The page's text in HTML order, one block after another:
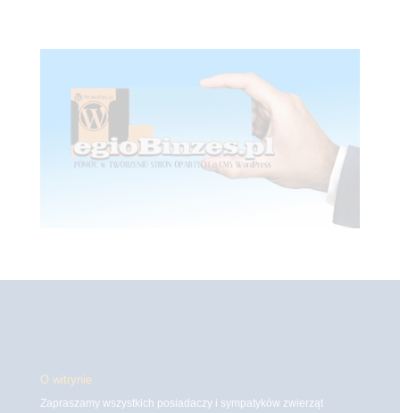
O witrynie
Zapraszamy wszystkich posiadaczy i sympatyków zwierząt